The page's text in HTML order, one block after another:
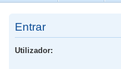
Entrar
Utilizador: